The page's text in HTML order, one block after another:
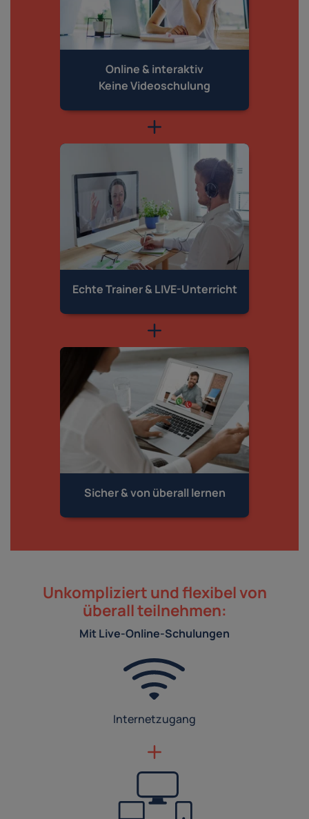
Online & interaktiv
Keine Videoschulung
Echte Trainer & LIVE-Unterricht
Sicher & von überall lernen
Unkompliziert und flexibel von
überall teilnehmen:
Mit Live-Online-Schulungen
Internetzugang